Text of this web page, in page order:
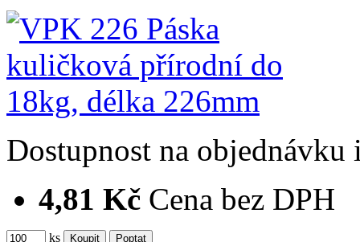
Dostupnost na objednávku
4,81 Kč Cena bez DPH
ks